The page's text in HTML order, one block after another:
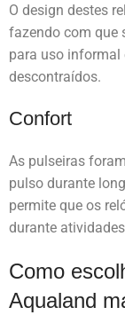
O design destes
fazendo com que
para uso informal
descontraídos.
Confort
As pulseiras
pulso durante
permite que os
durante
Como
Aqualand